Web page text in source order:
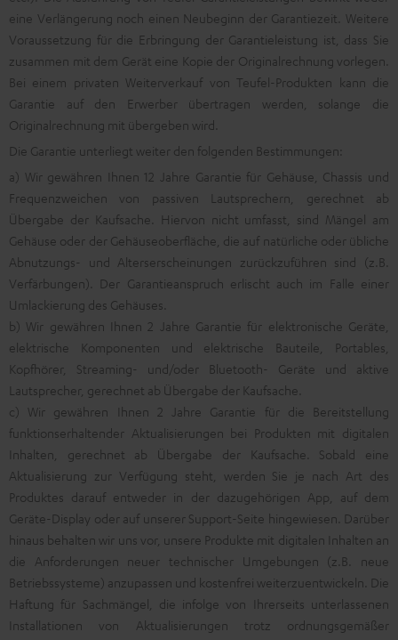
eine Verlängerung noch einen Neubeginn der Garantiezeit. Weitere
Voraussetzung für die Erbringung der Garantieleistung ist, dass Sie
zusammen mit dem Gerät eine Kopie der Originalrechnung vorlegen.
Bei einem privaten Weiterverkauf von Teufel-Produkten kann die
Garantie auf den Erwerber übertragen werden, solange die
Originalrechnung mit übergeben wird.
Die Garantie unterliegt weiter den folgenden Bestimmungen:
a) Wir gewähren Ihnen 12 Jahre Garantie für Gehäuse, Chassis und
Frequenzweichen von passiven Lautsprechern, gerechnet ab
Übergabe der Kaufsache. Hiervon nicht umfasst, sind Mängel am
Gehäuse oder der Gehäuseoberfläche, die auf natürliche oder übliche
Abnutzungs- und Alterserscheinungen zurückzuführen sind (z.B.
Verfärbungen). Der Garantieanspruch erlischt auch im Falle einer
Umlackierung des Gehäuses.
b) Wir gewähren Ihnen 2 Jahre Garantie für elektronische Geräte,
elektrische Komponenten und elektrische Bauteile, Portables,
Kopfhörer, Streaming- und/oder Bluetooth- Geräte und aktive
Lautsprecher, gerechnet ab Übergabe der Kaufsache.
c) Wir gewähren Ihnen 2 Jahre Garantie für die Bereitstellung
funktionserhaltender Aktualisierungen bei Produkten mit digitalen
Inhalten, gerechnet ab Übergabe der Kaufsache. Sobald eine
Aktualisierung zur Verfügung steht, werden Sie je nach Art des
Produktes darauf entweder in der dazugehörigen App, auf dem
Geräte-Display oder auf unserer Support-Seite hingewiesen. Darüber
hinaus behalten wir uns vor, unsere Produkte mit digitalen Inhalten an
die Anforderungen neuer technischer Umgebungen (z.B. neue
Betriebssysteme) anzupassen und kostenfrei weiterzuentwickeln. Die
Haftung für Sachmängel, die infolge von Ihrerseits unterlassenen
Installationen von Aktualisierungen trotz ordnungsgemäßer